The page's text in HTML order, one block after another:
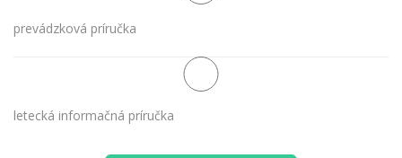
prevádzková príručka
letecká informačná príručka